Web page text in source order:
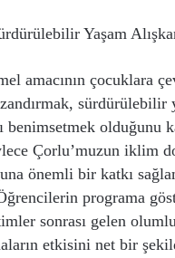
Yaşam
amacının çocuklara
sürdürülebilir
benimsetmek olduğunu
Çorlu’muzun iklim
önemli bir katkı
programa
sonrası gelen
etkisini net bir